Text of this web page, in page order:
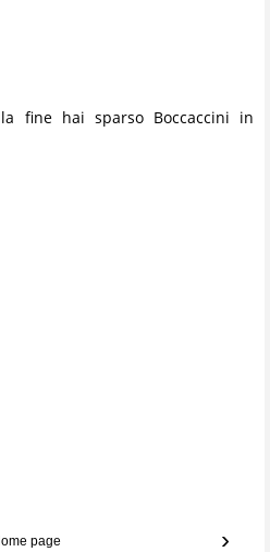
fine hai sparso Boccaccini in
›
page